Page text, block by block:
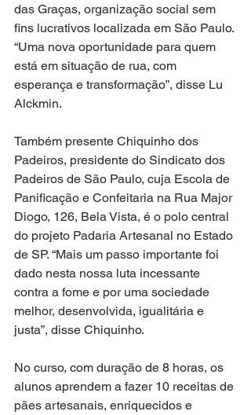
das Graças, organização social sem
fins lucrativos localizada em São Paulo.
“Uma nova oportunidade para quem
está em situação de rua, com
esperança e transformação”, disse Lu
Alckmin.
Também presente Chiquinho dos
Padeiros, presidente do Sindicato dos
Padeiros de São Paulo, cuja Escola de
Panificação e Confeitaria na Rua Major
Diogo, 126, Bela Vista, é o polo central
do projeto Padaria Artesanal no Estado
de SP. “Mais um passo importante foi
dado nesta nossa luta incessante
contra a fome e por uma sociedade
melhor, desenvolvida, igualitária e
justa”, disse Chiquinho.
No curso, com duração de 8 horas, os
alunos aprendem a fazer 10 receitas de
pães artesanais, enriquecidos e